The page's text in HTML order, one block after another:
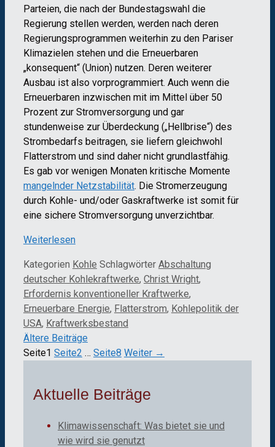
Parteien, die nach der Bundestagswahl die
Regierung stellen werden, werden nach deren
Regierungsprogrammen weiterhin zu den Pariser
Klimazielen stehen und die Erneuerbaren
„konsequent“ (Union) nutzen. Deren weiterer
Ausbau ist also vorprogrammiert. Auch wenn die
Erneuerbaren inzwischen mit im Mittel über 50
Prozent zur Stromversorgung und gar
stundenweise zur Überdeckung („Hellbrise“) des
Strombedarfs beitragen, sie liefern gleichwohl
Flatterstrom und sind daher nicht grundlastfähig.
Es gab vor wenigen Monaten kritische Momente
mangelnder Netzstabilität. Die Stromerzeugung
durch Kohle- und/oder Gaskraftwerke ist somit für
eine sichere Stromversorgung unverzichtbar.
Weiterlesen
Kategorien Kohle Schlagwörter Abschaltung
deutscher Kohlekraftwerke, Christ Wright,
Erfordernis konventioneller Kraftwerke,
Erneuerbare Energie, Flatterstrom, Kohlepolitik der
USA, Kraftwerksbestand
Ältere Beiträge
Seite1 Seite2 … Seite8 Weiter →
Aktuelle Beiträge
Klimawissenschaft: Was bietet sie und
wie wird sie genutzt